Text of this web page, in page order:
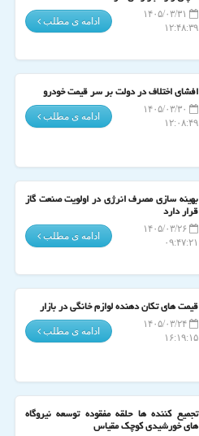
۱۴۰۵/۰۳/۳۱
۱۲:۴۸:۳۹
ادامه ی مطلب
افشای اختلاف در دولت بر سر قیمت خودرو
۱۴۰۵/۰۳/۳۰
۱۲:۰۸:۴۹
ادامه ی مطلب
بهینه سازی مصرف انرژی در اولویت صنعت گاز
قرار دارد
۱۴۰۵/۰۳/۲۶
۰۹:۴۷:۲۱
ادامه ی مطلب
قیمت های تکان دهنده لوازم خانگی در بازار
۱۴۰۵/۰۳/۲۴
۱۶:۱۹:۱۵
ادامه ی مطلب
تجمیع کننده ها حلقه مفقوده توسعه نیروگاه
های خورشیدی کوچک مقیاس